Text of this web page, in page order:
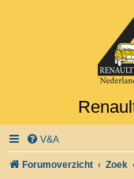
V&A
Forumoverzicht Zoek